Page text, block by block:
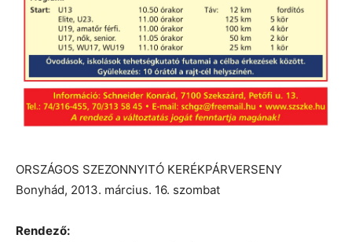
ORSZÁGOS SZEZONNYITÓ KERÉKPÁRVERSENY
Bonyhád, 2013. március. 16. szombat
Rendező: